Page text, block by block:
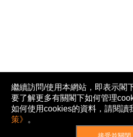
繼續訪問/使用本網站，即表示閣
要了解更多有關閣下如何管理
如何使用cookies的資料，請閱讀
策》 。